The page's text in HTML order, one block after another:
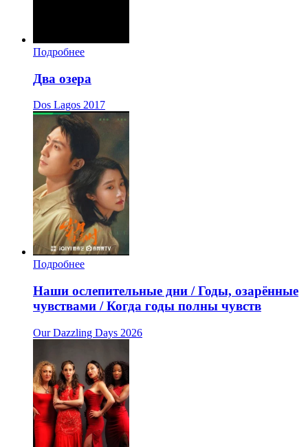
Подробнее
Два озера
Dos Lagos 2017
Подробнее
Наши ослепительные дни / Годы, озарённые
чувствами / Когда годы полны чувств
Our Dazzling Days 2026